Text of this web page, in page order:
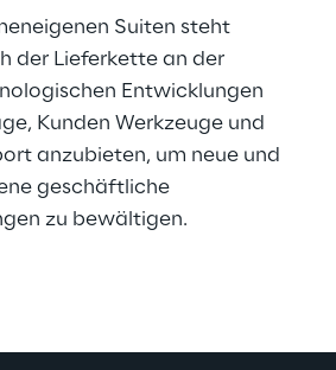
Suiten steht
der Lieferkette an der
Entwicklungen
Kunden Werkzeuge und
anzubieten, um neue und
geschäftliche
zu bewältigen.